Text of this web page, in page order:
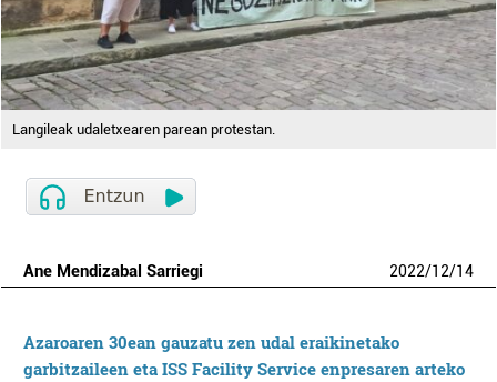
Langileak udaletxearen parean protestan.
Ane Mendizabal Sarriegi 2022/12/14
Azaroaren 30ean gauzatu zen udal eraikinetako
garbitzaileen eta ISS Facility Service enpresaren arteko